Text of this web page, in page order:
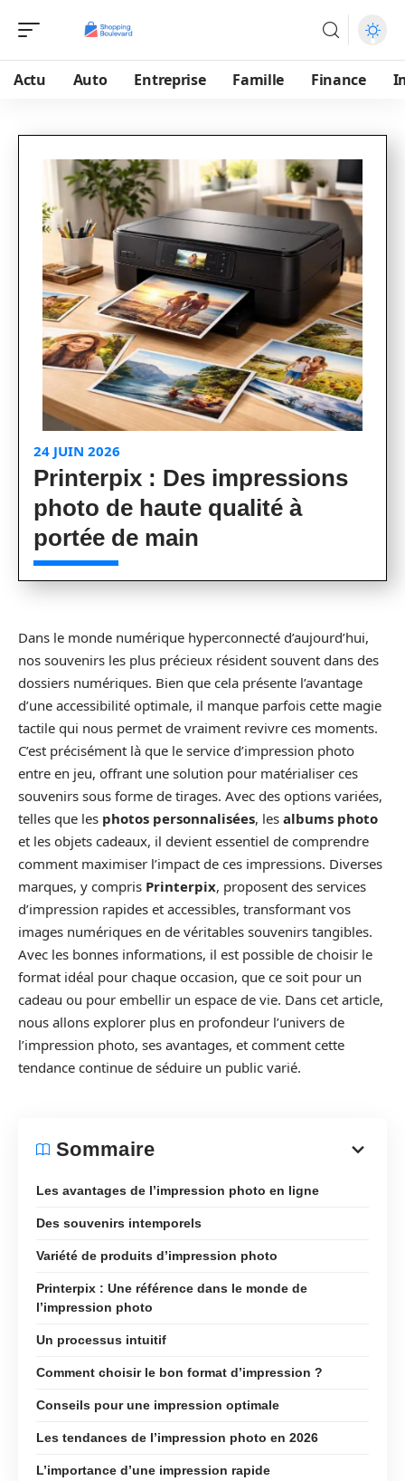
Actu Auto Entreprise Famille Finance
24 JUIN 2026
Printerpix : Des impressions
photo de haute qualité à
portée de main
Dans le monde numérique hyperconnecté d’aujourd’hui,
nos souvenirs les plus précieux résident souvent dans des
dossiers numériques. Bien que cela présente l’avantage
d’une accessibilité optimale, il manque parfois cette magie
tactile qui nous permet de vraiment revivre ces moments.
C’est précisément là que le service d’impression photo
entre en jeu, offrant une solution pour matérialiser ces
souvenirs sous forme de tirages. Avec des options variées,
telles que les photos personnalisées, les albums photo
et les objets cadeaux, il devient essentiel de comprendre
comment maximiser l’impact de ces impressions. Diverses
marques, y compris Printerpix, proposent des services
d’impression rapides et accessibles, transformant vos
images numériques en de véritables souvenirs tangibles.
Avec les bonnes informations, il est possible de choisir le
format idéal pour chaque occasion, que ce soit pour un
cadeau ou pour embellir un espace de vie. Dans cet article,
nous allons explorer plus en profondeur l’univers de
l’impression photo, ses avantages, et comment cette
tendance continue de séduire un public varié.
Sommaire
Les avantages de l’impression photo en ligne
Des souvenirs intemporels
Variété de produits d’impression photo
Printerpix : Une référence dans le monde de
l’impression photo
Un processus intuitif
Comment choisir le bon format d’impression ?
Conseils pour une impression optimale
Les tendances de l’impression photo en 2026
L’importance d’une impression rapide